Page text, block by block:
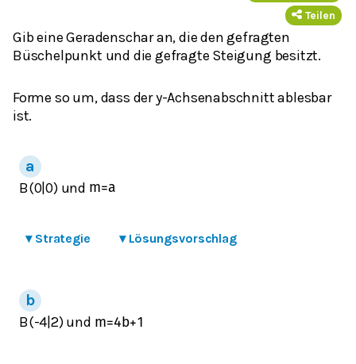
Teilen
Gib eine Geradenschar an, die den gefragten
Büschelpunkt und die gefragte Steigung besitzt.
Forme so um, dass der y-Achsenabschnitt ablesbar
ist.
B(0|0) und m=a
▾ Strategie ▾ Lösungsvorschlag
B(-4|2) und m=4 b+1